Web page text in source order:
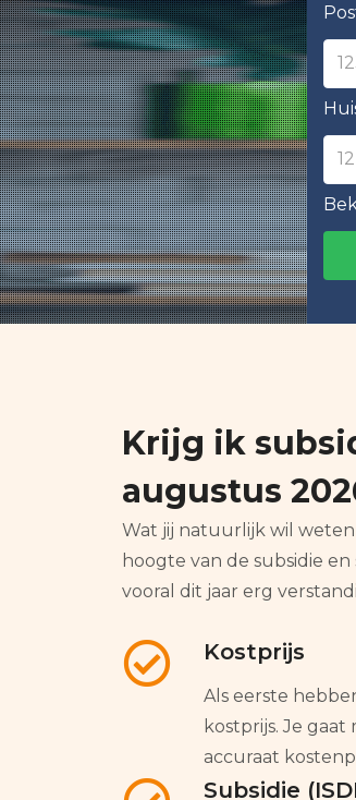
Krijg ik
augustus
Wat jij natuurlijk wil
hoogte van de subsidie
vooral dit jaar erg
Kostprijs
Als eerste
kostprijs. Je
accuraat
Subsidie